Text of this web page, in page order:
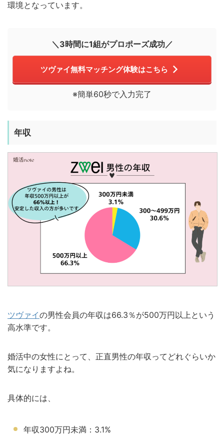
環境となっています。
＼3時間に1組がプロポーズ成功／
ツヴァイ無料マッチング体験はこちら
※簡単60秒で入力完了
年収
ツヴァイの男性会員の年収は66.3％が500万円以上という
高水準です。
婚活中の女性にとって、正直男性の年収ってどれぐらいか
気になりますよね。
具体的には、
年収300万円未満：3.1%